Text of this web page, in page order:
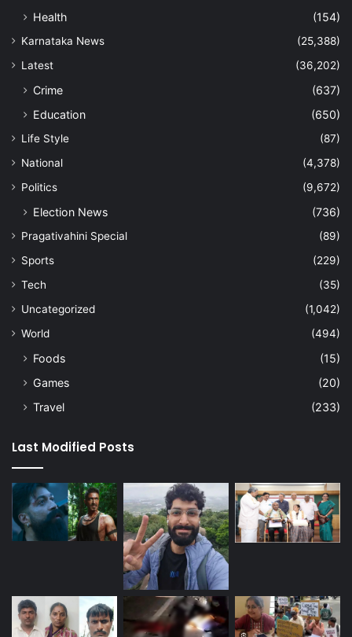
Health (154)
Karnataka News
(25,388)
Latest
(36,202)
Crime
(637)
Education
(650)
Life Style
(87)
National
(4,378)
Politics
(9,672)
Election News (736)
Pragativahini Special
(89)
Sports
(229)
Tech
(35)
Uncategorized
(1,042)
World
(494)
Foods
(15)
Games
(20)
Travel
(233)
Last Modified Posts